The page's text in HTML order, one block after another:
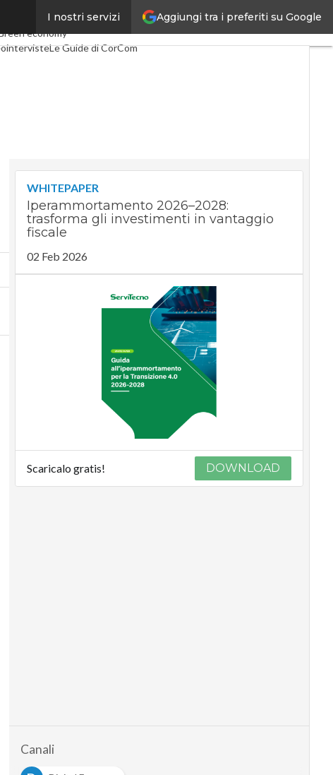
Aggiungi tra i preferiti su Google
I nostri servizi
Industria 4.0
economy
Le Guide di CorCom
WHITEPAPER
Iperammortamento 2026–2028:
trasforma gli investimenti in vantaggio
fiscale
02 Feb 2026
Scaricalo gratis! DOWNLOAD
Canali